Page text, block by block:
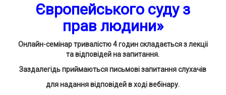
Європейського суду з
прав людини»
Онлайн-семінар тривалістю 4 годин складається з лекціі
та відповідей на запитання.
Заздалегідь приймаються письмові запитання слухачів
для надання відповідей в ході вебінару.